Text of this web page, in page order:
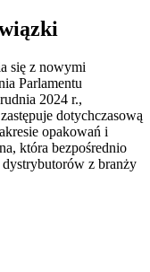
się z nowymi
Parlamentu
2024 r.,
dotychczasową
opakowań i
która bezpośrednio
z branży